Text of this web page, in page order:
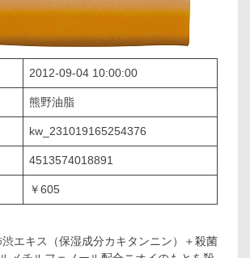
2012-09-04 10:00:00
熊野油脂
kw_231019165254376
4513574018891
￥605
エキス（保湿成分カキタンニン）＋殺菌